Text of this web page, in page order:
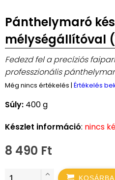
Pánthelymaró
mélységállítóval
Fedezd fel a precíziós
professzionális
Még nincs értékelés | Értékelés
Súly: 400 g
Készlet információ: nincs
8 490 Ft
KOSÁRBA